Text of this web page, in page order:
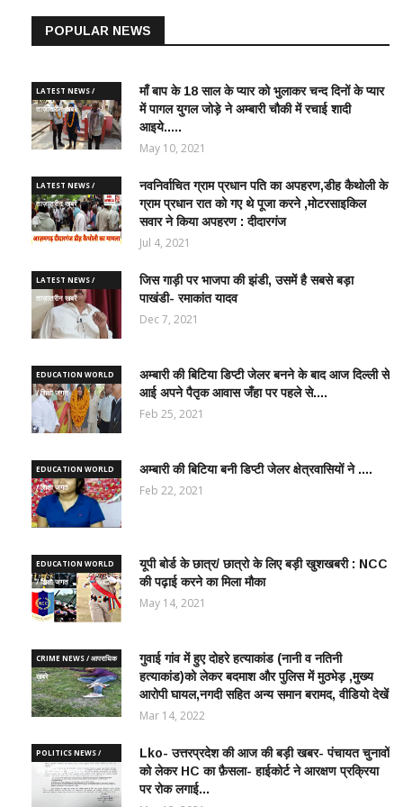
जौनपुर मेडिकल कॉलेज में संचारी रोग नियंत्रण और
'दस्तक' अभियान तेज, डेंगू-मलेरिया से बचाव के लिए व्या...
Jul 31, 2026
परिणाम घोषित, 31 जुलाई
जिला कांग्रेस कमेटी की मासिक बैठक जिला अध्यक्ष की
देखरेख में संपन्न
May 3, 2026
RTC में महिला रिक्रूट
POPULAR NEWS
LATEST NEWS /
ताज़ातरीन खबरें
माँ बाप के 18 साल के प्यार को भुलाकर चन्द दिनों के प्यार
में पागल युगल जोड़े ने अम्बारी चौकी में रचाई शादी
आइये.....
May 10, 2021
LATEST NEWS /
ताज़ातरीन खबरें
नवनिर्वाचित ग्राम प्रधान पति का अपहरण,डीह कैथोली के
ग्राम प्रधान रात को गए थे पूजा करने ,मोटरसाइकिल
सवार ने किया अपहरण : दीदारगंज
Jul 4, 2021
LATEST NEWS /
ताज़ातरीन खबरें
जिस गाड़ी पर भाजपा की झंडी, उसमें है सबसे बड़ा
पाखंडी- रमाकांत यादव
Dec 7, 2021
EDUCATION WORLD
/ शिक्षा जगत
अम्बारी की बिटिया डिप्टी जेलर बनने के बाद आज दिल्ली से
आई अपने पैतृक आवास जँहा पर पहले से....
Feb 25, 2021
EDUCATION WORLD
/ शिक्षा जगत
अम्बारी की बिटिया बनी डिप्टी जेलर क्षेत्रवासियों ने ....
Feb 22, 2021
EDUCATION WORLD
/ शिक्षा जगत
यूपी बोर्ड के छात्र/ छात्रो के लिए बड़ी खुशखबरी : NCC
की पढ़ाई करने का मिला मौका
May 14, 2021
CRIME NEWS / आपराधिक
ख़बरे
गुवाई गांव में हुए दोहरे हत्याकांड (नानी व नतिनी
हत्याकांड)को लेकर बदमाश और पुलिस में मुठभेड़ ,मुख्य
आरोपी घायल,नगदी सहित अन्य समान बरामद, वीडियो देखें
Mar 14, 2022
POLITICS NEWS /
राजनीतिक समाचार
Lko- उत्तरप्रदेश की आज की बड़ी खबर- पंचायत चुनावों
को लेकर HC का फ़ैसला- हाईकोर्ट ने आरक्षण प्रक्रिया
पर रोक लगाई...